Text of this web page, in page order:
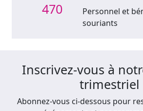
470
Personnel et
souriants
Inscrivez-vous à
trimestriel
Abonnez-vous ci-dessous pour